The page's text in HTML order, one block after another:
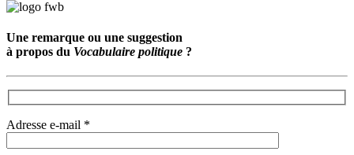
Une remarque ou une suggestion
à propos du Vocabulaire politique ?
Adresse e-mail *